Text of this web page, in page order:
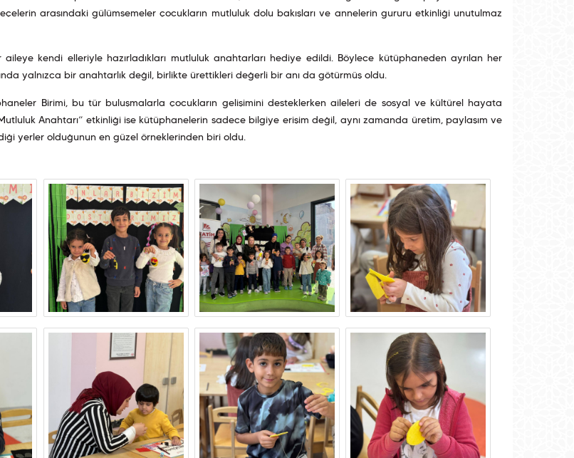
arasındaki gülümsemeler çocukların mutluluk dolu bakışları ve annelerin gururu etkinliği unutulmaz
aileye kendi elleriyle hazırladıkları mutluluk anahtarları hediye edildi. Böylece kütüphaneden ayrılan her
yalnızca bir anahtarlık değil, birlikte ürettikleri değerli bir anı da götürmüş oldu.
Birimi, bu tür buluşmalarla çocukların gelişimini desteklerken aileleri de sosyal ve kültürel hayata
Anahtarı” etkinliği ise kütüphanelerin sadece bilgiye erişim değil, aynı zamanda üretim, paylaşım ve
yerler olduğunun en güzel örneklerinden biri oldu.